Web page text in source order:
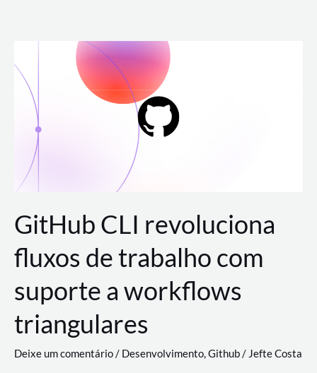
para
conteúdo
GitHub CLI revoluciona
fluxos de trabalho com
suporte a workflows
triangulares
Deixe um comentário/ Desenvolvimento,Github/ Jefte Costa